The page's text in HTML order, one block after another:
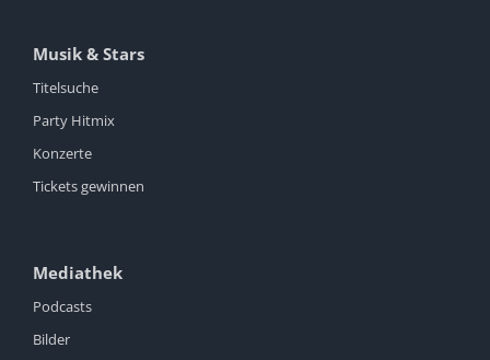
Musik & Stars
Titelsuche
Party Hitmix
Konzerte
Tickets gewinnen
Mediathek
Podcasts
Bilder